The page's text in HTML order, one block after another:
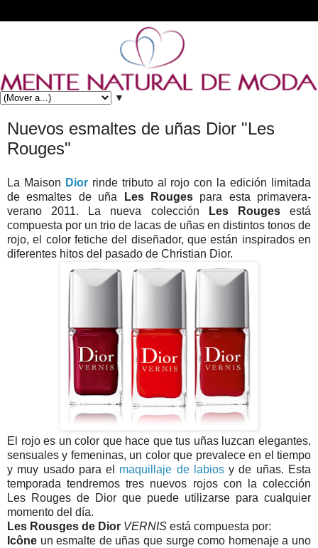
▼
Nuevos esmaltes de uñas Dior "Les
Rouges"
La Maison Diorrinde tributo al rojo con la edición limitada
de esmaltes de uña
Les Rougespara esta primavera-
verano 2011. La nueva colección
Les Rougesestá
compuesta por un trio de lacas de uñas en distintos tonos de
rojo, el color fetiche del diseñador, que están inspirados en
diferentes hitos del pasado de Christian Dior.
El rojo es un color que hace que tus uñas luzcan elegantes,
sensuales y femeninas, un color que prevalece en el tiempo
y muy usado para el maquillaje de labiosy de uñas. Esta
temporada tendremos tres nuevos rojos con la colección
Les Rouges de Dior que puede utilizarse para cualquier
momento del día.
Les Rousges de Dior VERNIS está compuesta por:
Icône un esmalte de uñas que surge como homenaje a uno